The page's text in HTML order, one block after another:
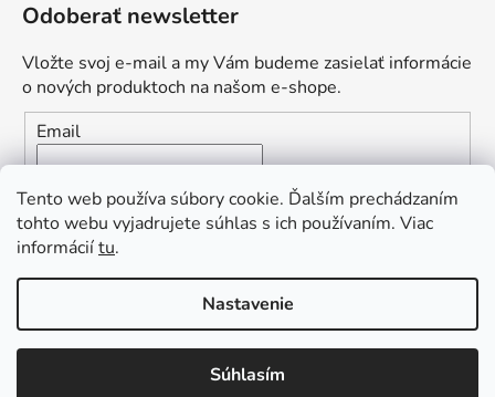
Tento web používa súbory cookie. Ďalším prechádzaním
tohto webu vyjadrujete súhlas s ich používaním. Viac
informáciítu.
Nastavenie
Súhlasím
: Zaplaťte vopred a získajte
Odoberať newsletter
Vložte svoj e-mail a my Vám budeme zasielať informácie
o nových produktoch na našom e-shope.
Email
Vložením e-mailu súhlasíte s
podmienkami ochrany
osobných údajov
Vytvoril Shoptet Premium
môžem pomôcť?“